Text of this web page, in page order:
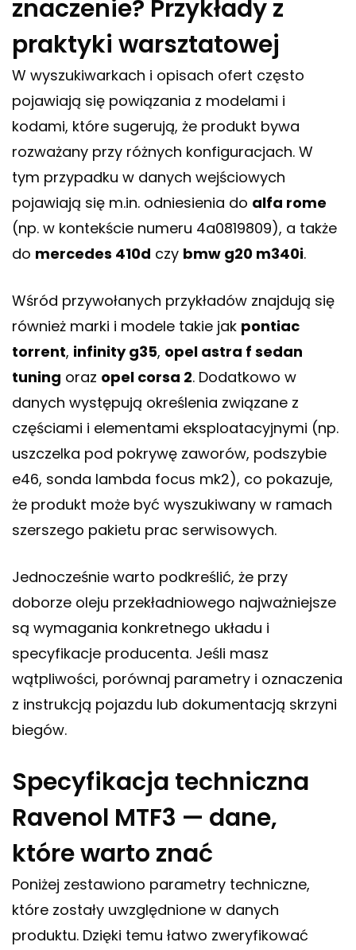
znaczenie? Przykłady z
praktyki warsztatowej
W wyszukiwarkach i opisach ofert często
pojawiają się powiązania z modelami i
kodami, które sugerują, że produkt bywa
rozważany przy różnych konfiguracjach. W
tym przypadku w danych wejściowych
pojawiają się m.in. odniesienia do alfa rome
(np. w kontekście numeru 4a0819809), a także
do mercedes 410d czy bmw g20 m340i.
Wśród przywołanych przykładów znajdują się
również marki i modele takie jak pontiac
torrent, infinity g35, opel astra f sedan
tuning oraz opel corsa 2. Dodatkowo w
danych występują określenia związane z
częściami i elementami eksploatacyjnymi (np.
uszczelka pod pokrywę zaworów, podszybie
e46, sonda lambda focus mk2), co pokazuje,
że produkt może być wyszukiwany w ramach
szerszego pakietu prac serwisowych.
Jednocześnie warto podkreślić, że przy
doborze oleju przekładniowego najważniejsze
są wymagania konkretnego układu i
specyfikacje producenta. Jeśli masz
wątpliwości, porównaj parametry i oznaczenia
z instrukcją pojazdu lub dokumentacją skrzyni
biegów.
Specyfikacja techniczna
Ravenol MTF3 — dane,
które warto znać
Poniżej zestawiono parametry techniczne,
które zostały uwzględnione w danych
produktu. Dzięki temu łatwo zweryfikować